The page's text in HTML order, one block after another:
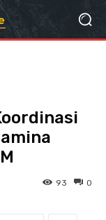
0
93